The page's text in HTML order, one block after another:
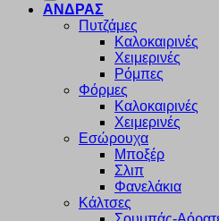
ΑΝΔΡΑΣ
Πυτζάμες
Καλοκαιρινές
Χειμερινές
Ρόμπες
Φόρμες
Καλοκαιρινές
Χειμερινές
Εσώρουχα
Μποξέρ
Σλιπ
Φανελάκια
Κάλτσες